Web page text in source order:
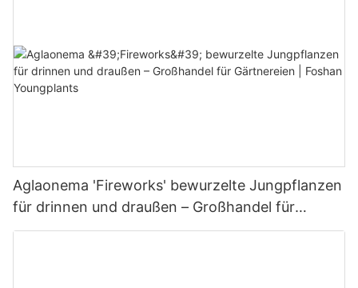
Aglaonema 'Fireworks' bewurzelte Jungpflanzen
für drinnen und draußen – Großhandel für
Gärtnereien | Foshan Youngplants